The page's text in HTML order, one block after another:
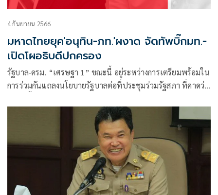
4 กันยายน 2566
มหาดไทยยุค'อนุทิน-ภท.'ผงาด จัดทัพบิ๊กมท.-
เปิดโผอธิบดีปกครอง
รัฐบาล-ครม. “เศรษฐา 1” ขณะนี้ อยู่ระหว่างการเตรียมพร้อมใน
การร่วมกันแถลงนโยบายรัฐบาลต่อที่ประชุมร่วมรัฐสภา ที่คาดว่า